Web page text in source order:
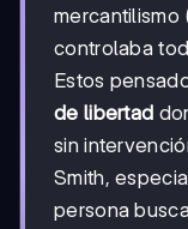
controlaba
Estos
de libertad
sin
Smith,
persona